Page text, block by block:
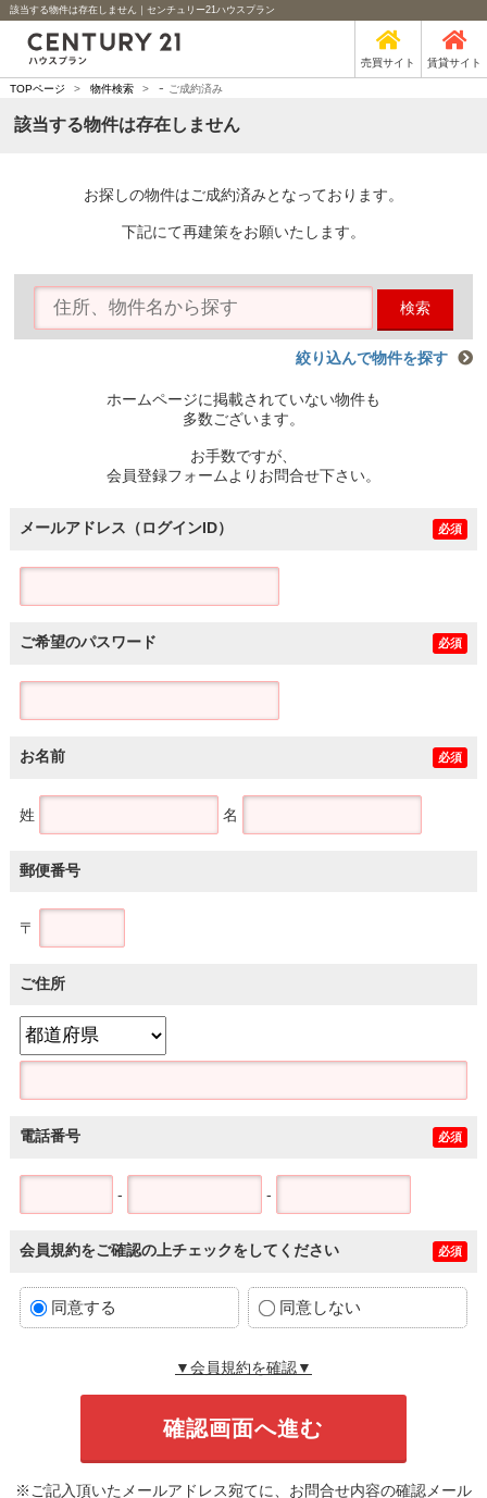
該当する物件は存在しません｜センチュリー21ハウスプラン
売買サイト 賃貸サイト
TOPページ > 物件検索 > - ご成約済み
該当する物件は存在しません
お探しの物件はご成約済みとなっております。
下記にて再建策をお願いたします。
検索
絞り込んで物件を探す
ホームページに掲載されていない物件も
多数ございます。
お手数ですが、
会員登録フォームよりお問合せ下さい。
メールアドレス（ログインID） 必須
ご希望のパスワード 必須
お名前 必須
姓 名
郵便番号
〒
ご住所
電話番号 必須
- -
会員規約をご確認の上チェックをしてください 必須
同意する 同意しない
▼会員規約を確認▼
※ご記入頂いたメールアドレス宛てに、お問合せ内容の確認メール